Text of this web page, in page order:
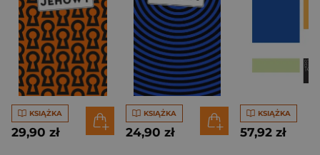
KSIĄŻKA
29,90 zł
KSIĄŻKA
24,90 zł
KSIĄŻKA
57,92 zł